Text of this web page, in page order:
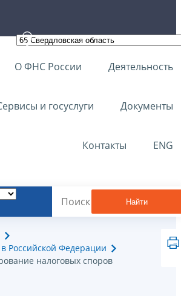
О ФНС России Деятельность
и госуслуги Документы
Контакты ENG
Найти
Российской Федерации
налоговых споров